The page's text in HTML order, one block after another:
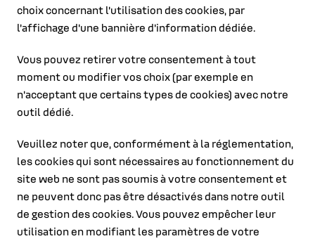
choix concernant l'utilisation des cookies, par
l'affichage d'une bannière d'information dédiée.
Vous pouvez retirer votre consentement à tout
moment ou modifier vos choix (par exemple en
n'acceptant que certains types de cookies) avec notre
outil dédié.
Veuillez noter que, conformément à la réglementation,
les cookies qui sont nécessaires au fonctionnement du
site web ne sont pas soumis à votre consentement et
ne peuvent donc pas être désactivés dans notre outil
de gestion des cookies. Vous pouvez empêcher leur
utilisation en modifiant les paramètres de votre